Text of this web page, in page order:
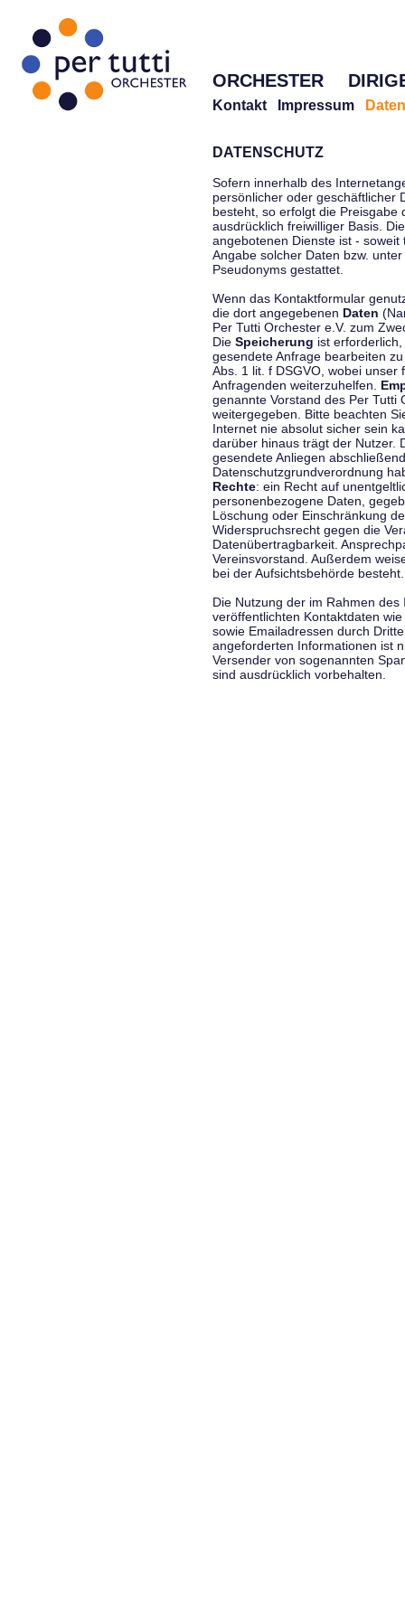
ORCHESTER
Kontakt Impressum
DATENSCHUTZ
Sofern innerhalb des
persönlicher oder geschäftlicher
besteht, so erfolgt die Preisgabe
ausdrücklich freiwilliger Basis.
angebotenen Dienste ist -
Angabe solcher Daten bzw.
Pseudonyms gestattet.
Wenn das Kontaktformular
die dort angegebenen Daten
Per Tutti Orchester e.V. zum
Die Speicherung ist
gesendete Anfrage bearbeiten
Abs. 1 lit. f DSGVO, wobei
Anfragenden weiterzuhelfen.
genannte Vorstand des Per Tutti
weitergegeben. Bitte beachten
Internet nie absolut sicher sein
darüber hinaus trägt der Nutzer.
gesendete Anliegen
Datenschutzgrundverordnung
Rechte: ein Recht auf
personenbezogene Daten,
Löschung oder Einschränkung
Widerspruchsrecht gegen die
Datenübertragbarkeit.
Vereinsvorstand. Außerdem
bei der Aufsichtsbehörde besteht.
Die Nutzung der im Rahmen
veröffentlichten Kontaktdaten
sowie Emailadressen durch
angeforderten Informationen ist
Versender von sogenannten
sind ausdrücklich vorbehalten.